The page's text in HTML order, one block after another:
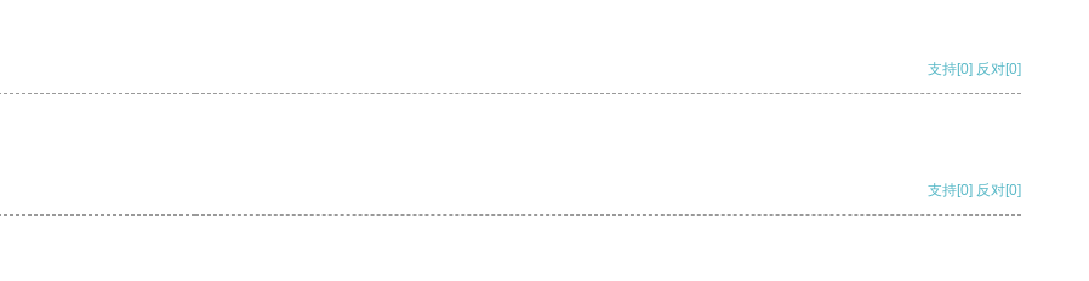
支持[0] 反对[0]
支持[0] 反对[0]